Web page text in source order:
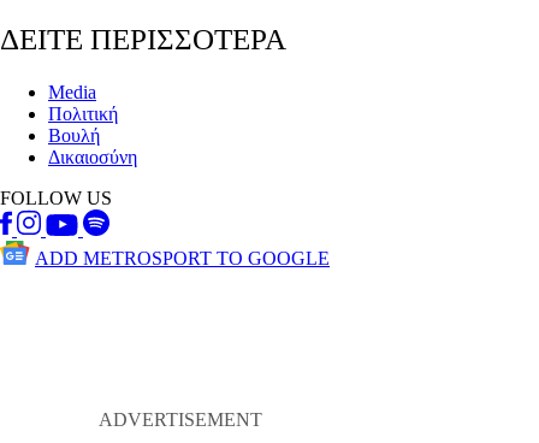
ΔΕΙΤΕ ΠΕΡΙΣΣΟΤΕΡΑ
Media
Πολιτική
Βουλή
Δικαιοσύνη
FOLLOW US
ADD METROSPORT TO GOOGLE